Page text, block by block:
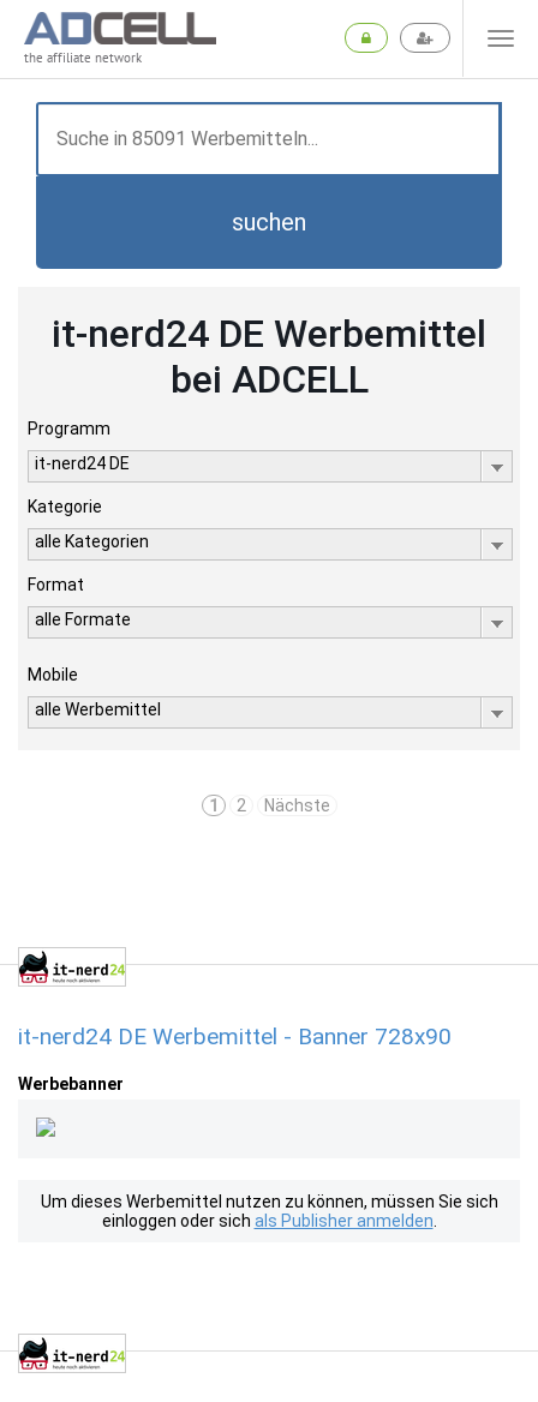
the affiliate network
suchen
it-nerd24 DE Werbemittel
bei ADCELL
Programm
it-nerd24 DE
Kategorie
alle Kategorien
Format
alle Formate
Mobile
alle Werbemittel
1 2 Nächste
it-nerd24 DE Werbemittel - Banner 728x90
Werbebanner
Um dieses Werbemittel nutzen zu können, müssen Sie sich
einloggen oder sich als Publisher anmelden